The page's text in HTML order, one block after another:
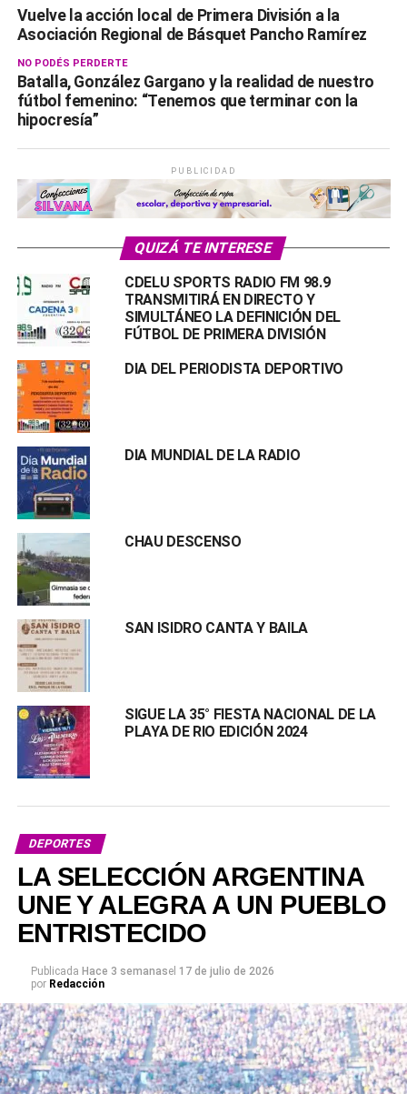
Vuelve la acción local de Primera División a la
Asociación Regional de Básquet Pancho Ramírez
NO PODÉS PERDERTE
Batalla, González Gargano y la realidad de nuestro
fútbol femenino: “Tenemos que terminar con la
hipocresía”
PUBLICIDAD
QUIZÁ TE INTERESE
CDELU SPORTS RADIO FM 98.9
TRANSMITIRÁ EN DIRECTO Y
SIMULTÁNEO LA DEFINICIÓN DEL
FÚTBOL DE PRIMERA DIVISIÓN
DIA DEL PERIODISTA DEPORTIVO
DIA MUNDIAL DE LA RADIO
CHAU DESCENSO
SAN ISIDRO CANTA Y BAILA
SIGUE LA 35° FIESTA NACIONAL DE LA
PLAYA DE RIO EDICIÓN 2024
DEPORTES
LA SELECCIÓN ARGENTINA
UNE Y ALEGRA A UN PUEBLO
ENTRISTECIDO
Publicada Hace 3 semanasel 17 de julio de 2026
por Redacción